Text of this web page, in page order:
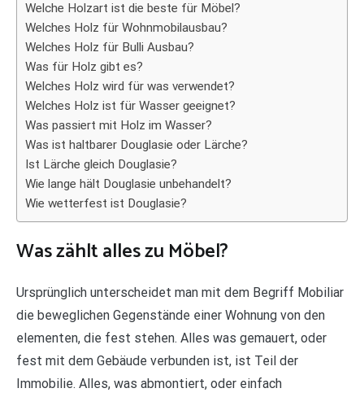
Welche Holzart ist die beste für Möbel?
Welches Holz für Wohnmobilausbau?
Welches Holz für Bulli Ausbau?
Was für Holz gibt es?
Welches Holz wird für was verwendet?
Welches Holz ist für Wasser geeignet?
Was passiert mit Holz im Wasser?
Was ist haltbarer Douglasie oder Lärche?
Ist Lärche gleich Douglasie?
Wie lange hält Douglasie unbehandelt?
Wie wetterfest ist Douglasie?
Was zählt alles zu Möbel?
Ursprünglich unterscheidet man mit dem Begriff Mobiliar
die beweglichen Gegenstände einer Wohnung von den
elementen, die fest stehen. Alles was gemauert, oder
fest mit dem Gebäude verbunden ist, ist Teil der
Immobilie. Alles, was abmontiert, oder einfach